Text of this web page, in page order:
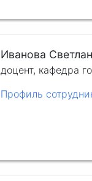
Иванова
доцент, кафедра
Профиль